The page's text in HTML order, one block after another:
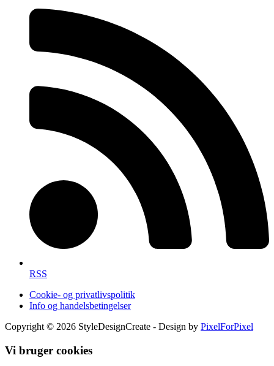
RSS
Cookie- og privatlivspolitik
Info og handelsbetingelser
Copyright © 2026 StyleDesignCreate - Design by PixelForPixel
Vi bruger cookies